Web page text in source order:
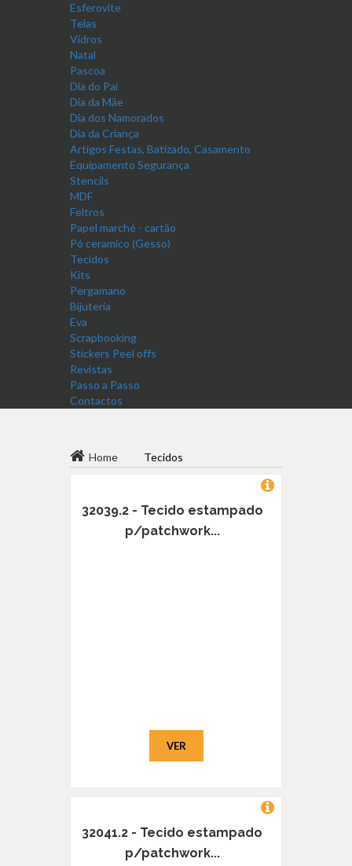
Esferovite
Telas
Vidros
Natal
Pascoa
Dia do Pai
Dia da Mãe
Dia dos Namorados
Dia da Criança
Artigos Festas, Batizado, Casamento
Equipamento Segurança
Stencils
MDF
Feltros
Papel marché - cartão
Pó ceramico (Gesso)
Tecidos
Kits
Pergamano
Bijuteria
Eva
Scrapbooking
Stickers Peel offs
Revistas
Passo a Passo
Contactos
Home Tecidos
32039.2 - Tecido estampado
p/patchwork...
VER
32041.2 - Tecido estampado
p/patchwork...